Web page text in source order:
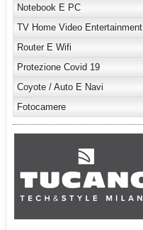
Notebook E PC
TV Home Video Entertainment
Router E Wifi
Protezione Covid 19
Coyote / Auto E Navi
Fotocamere